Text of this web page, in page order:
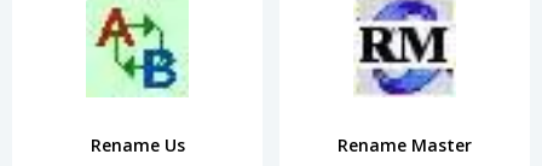
Rename Us Rename Master